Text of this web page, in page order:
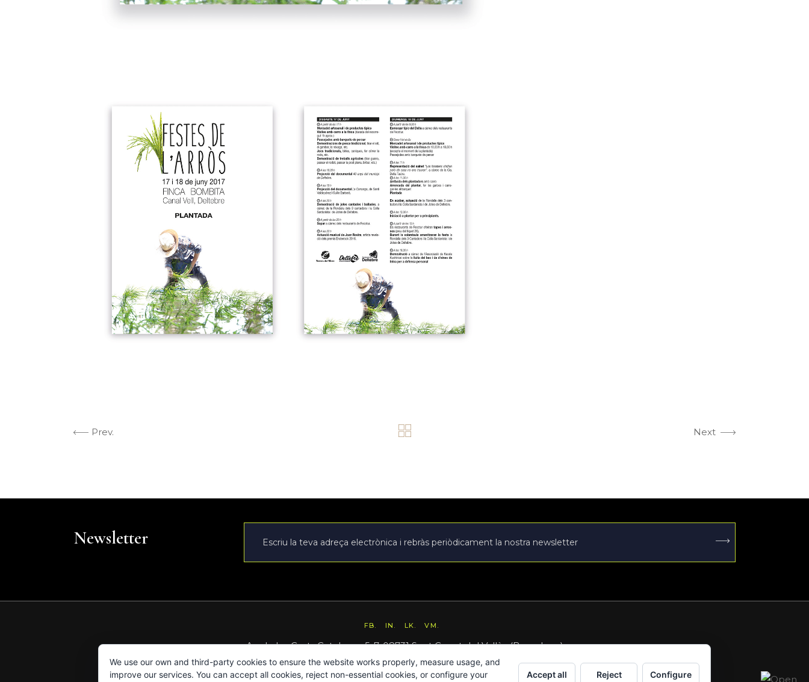
Prev. Next
Newsletter 
FB. IN. LK. VM.
Av. de les Corts Catalanes 5-7, 08731 Sant Cugat del Vallès (Barcelona)
hola@intus.cat· Tel. 93.545.87.75
We use our own and third-party cookies to ensure the website works properly, measure usage, and
improve our services. You can accept all cookies, reject non-essential cookies, or configure your
Accept all Reject Configure